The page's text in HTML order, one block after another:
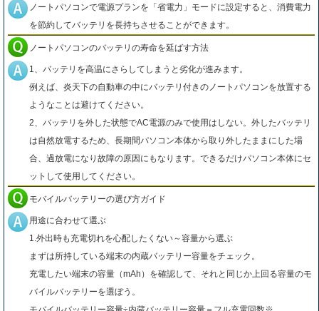
ノートパソコンで電源プランを「省電力」モードに設定すると、消費電力
を節約してバッテリを長持ちさせることができます。
ノートパソコンのバッテリの寿命を延ばす方法
1、バッテリを高温にさらしてしまうと劣化が進みます。
例えば、炎天下の自動車の中にバッテリ付きのノートパソコンを放置する
ようなことは避けてください。
2、バッテリを外した状態でAC電源のみで使用はしない。外したバッテリ
は自然放電するため、長期間パソコン本体から取り外したままにした場
合、過放電になり故障の原因にもなります。できるだけパソコン本体にセ
ットして使用してください。
モバイルバッテリーの選び方ガイド
用途に合わせて選ぶ
1.外出時も充電切れを心配したくない～容量から選ぶ
まずは所持している端末の内蔵バッテリー容量をチェック。
充電したい端末の容量（mAh）を確認して、それと同じか上回る容量のモ
バイルバッテリーを選ぼう。